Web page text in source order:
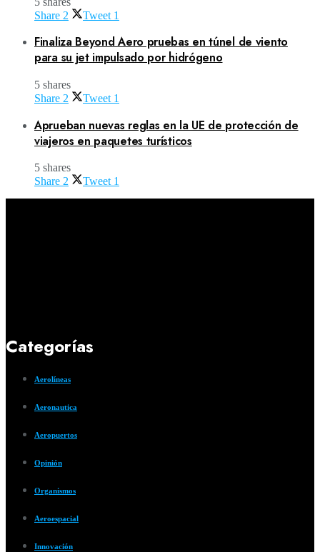
Share 2 Tweet 1
Finaliza Beyond Aero pruebas en túnel de viento
para su jet impulsado por hidrógeno
5 shares
Share 2 Tweet 1
Aprueban nuevas reglas en la UE de protección de
viajeros en paquetes turísticos
5 shares
Share 2 Tweet 1
Categorías
Aerolíneas
Aeronautica
Aeropuertos
Opinión
Organismos
Aeroespacial
Innovación